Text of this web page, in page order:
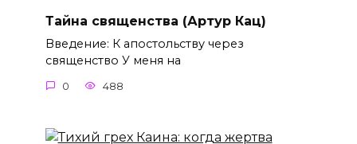
Тайна священства (Артур Кац)
Введение: К апостольству через
священство У меня на
0 488